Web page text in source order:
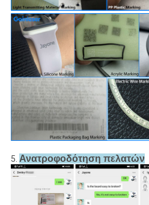
5. Ανατροφοδότηση πελατών